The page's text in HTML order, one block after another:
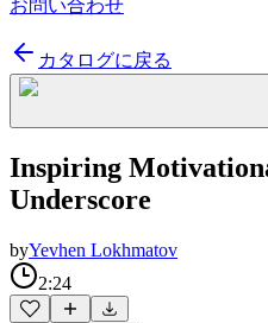
お問い合わせ
カタログに戻る
Inspiring
Underscore
byYevhen Lokhmatov
2:24